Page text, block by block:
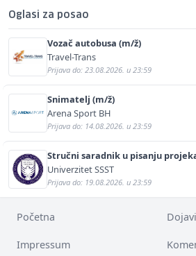
Oglasi za posao
Vozač autobusa (m/ž)
Travel-Trans
Prijava do: 23.08.2026. u 23:59
Snimatelj (m/ž)
Arena Sport BH
Prijava do: 14.08.2026. u 23:59
Stručni saradnik u pisanju
Univerzitet SSST
Prijava do: 19.08.2026. u 23:59
Početna
Impressum